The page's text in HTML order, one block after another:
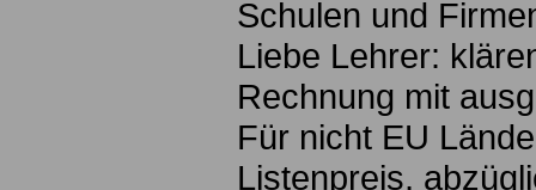
Schulen und
Liebe Lehrer:
Rechnung mit
Für nicht EU
Listenpreis,